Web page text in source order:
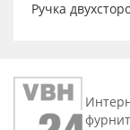
Ручка